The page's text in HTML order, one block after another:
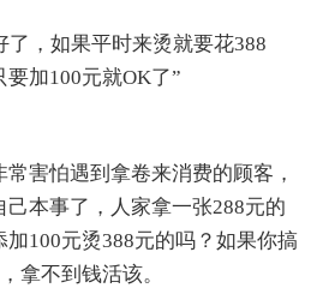
，如果平时来烫就要花388
加100元就OK了”
怕遇到拿卷来消费的顾客，
本事了，人家拿一张288元的
100元烫388元的吗？如果你搞
拿不到钱活该。